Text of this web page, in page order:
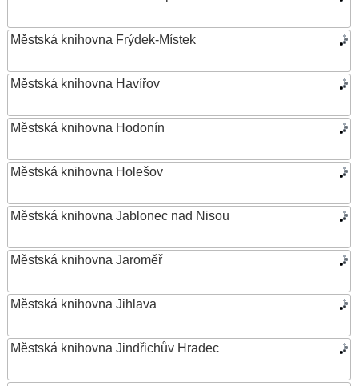
Městská knihovna Frýdek-Místek
Městská knihovna Havířov
Městská knihovna Hodonín
Městská knihovna Holešov
Městská knihovna Jablonec nad Nisou
Městská knihovna Jaroměř
Městská knihovna Jihlava
Městská knihovna Jindřichův Hradec